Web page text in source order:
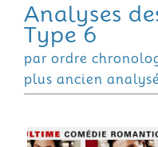
Analyses
Type 6
par ordre
plus ancien analysé